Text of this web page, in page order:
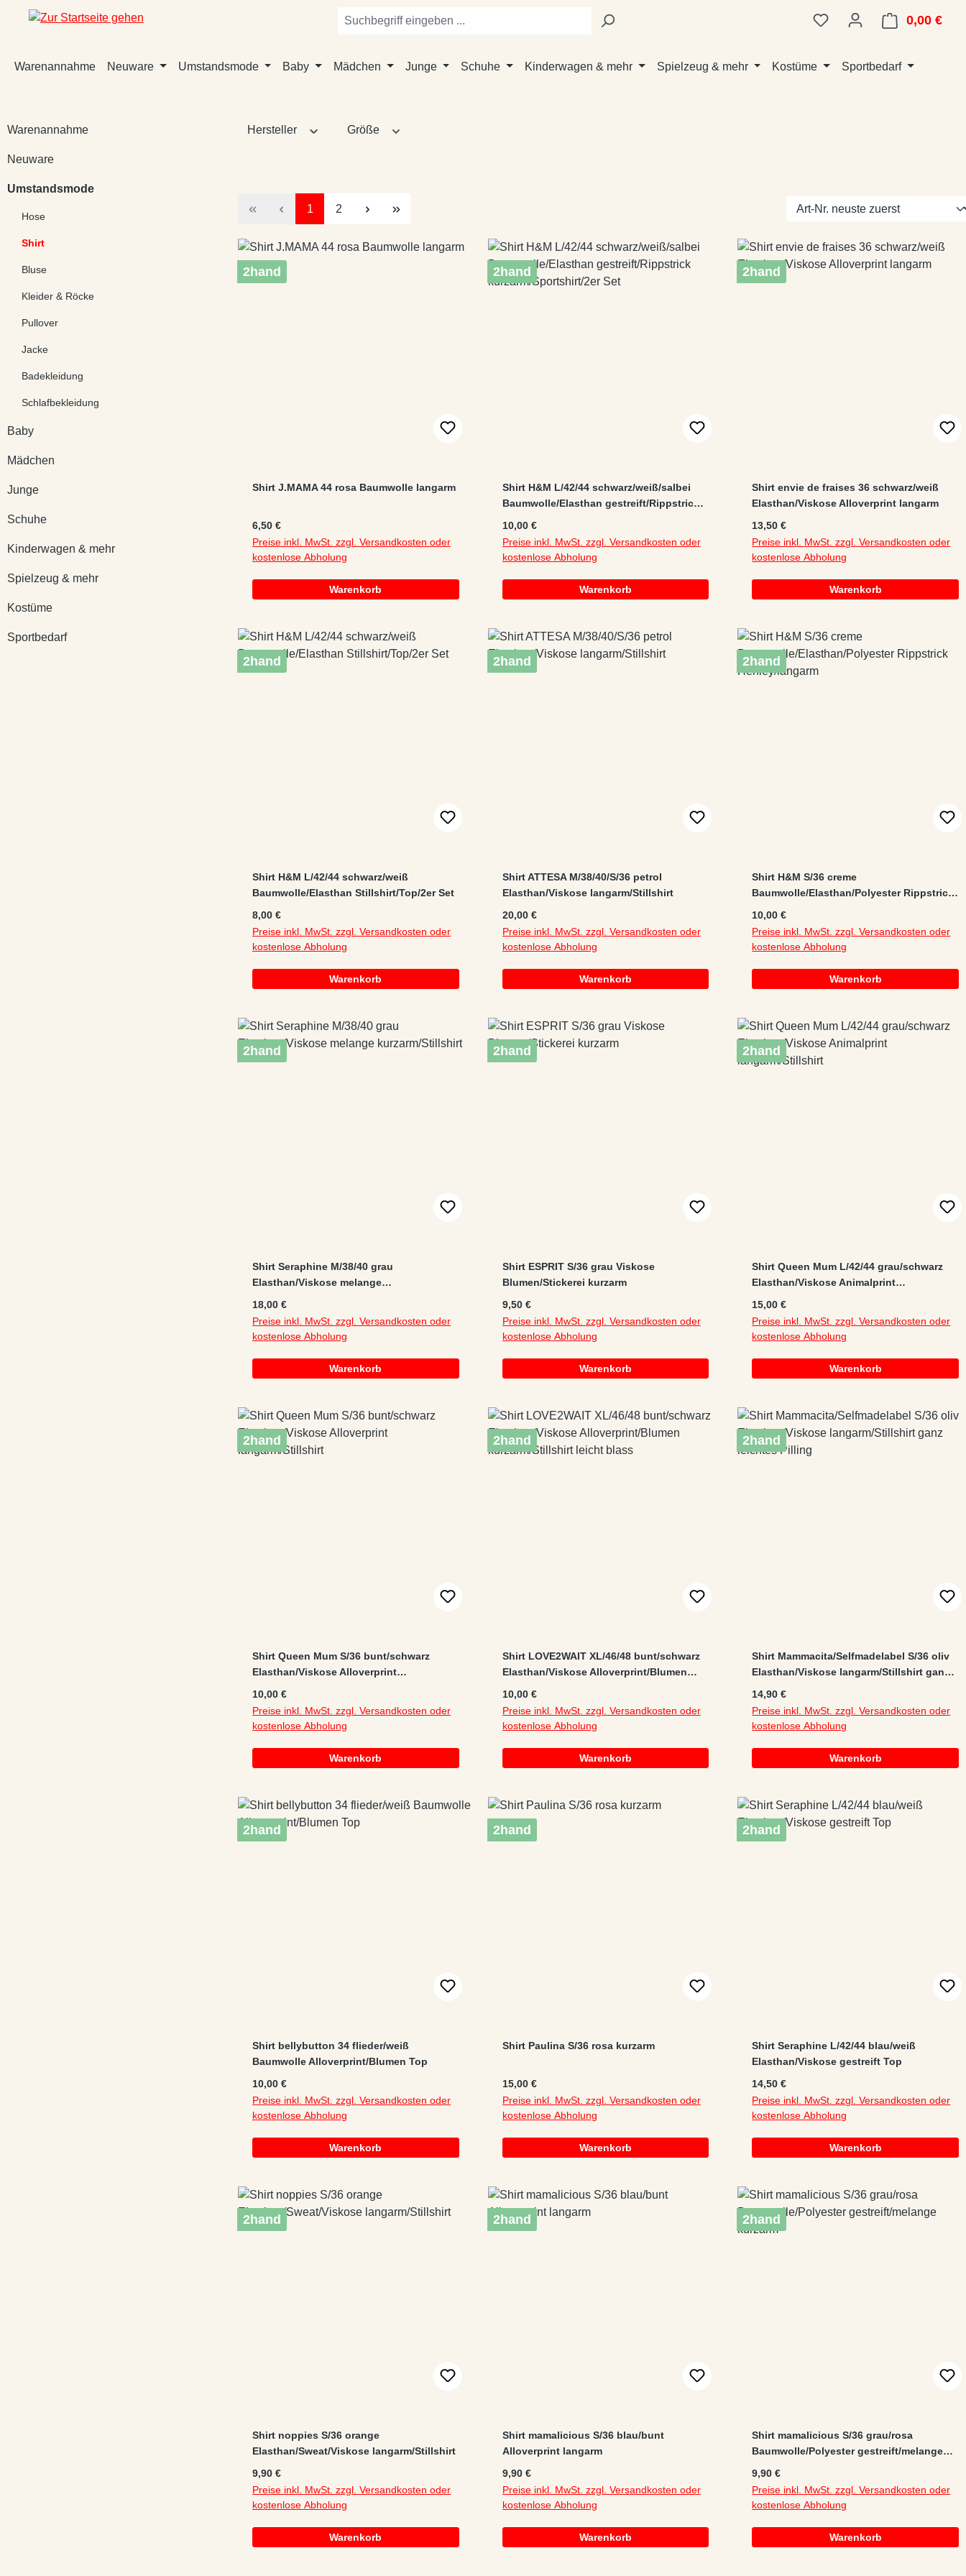
Hauptinhalt springen
Zur Suche springen
Zur Hauptnavigation springen 0,00 €
Warenannahme Neuware Umstandsmode Baby Mädchen Junge Schuhe Kinderwagen & mehr Spielzeug & mehr Kostüme Sportbedarf
Warenannahme
Neuware
Umstandsmode
Hose
Shirt
Bluse
Kleider & Röcke
Pullover
Jacke
Badekleidung
Schlafbekleidung
Baby
Mädchen
Junge
Schuhe
Kinderwagen & mehr
Spielzeug & mehr
Kostüme
Sportbedarf
Hersteller Größe
Seite
1 Seite
2
2hand
Shirt J.MAMA 44 rosa Baumwolle langarm
Regulärer Preis:
6,50 €
Preise inkl. MwSt. zzgl. Versandkosten oder
kostenlose Abholung
Warenkorb
2hand
Shirt H&M L/42/44 schwarz/weiß/salbei
Baumwolle/Elasthan gestreift/Rippstrick
Regulärer Preis:
10,00 €
Preise inkl. MwSt. zzgl. Versandkosten oder
kostenlose Abholung
Warenkorb
2hand
Shirt envie de fraises 36 schwarz/weiß
Elasthan/Viskose Alloverprint langarm
Regulärer Preis:
13,50 €
Preise inkl. MwSt. zzgl. Versandkosten oder
kostenlose Abholung
Warenkorb
2hand
Shirt H&M L/42/44 schwarz/weiß
Baumwolle/Elasthan Stillshirt/Top/2er Set
Regulärer Preis:
8,00 €
Preise inkl. MwSt. zzgl. Versandkosten oder
kostenlose Abholung
Warenkorb
2hand
Shirt ATTESA M/38/40/S/36 petrol
Elasthan/Viskose langarm/Stillshirt
Regulärer Preis:
20,00 €
Preise inkl. MwSt. zzgl. Versandkosten oder
kostenlose Abholung
Warenkorb
2hand
Shirt H&M S/36 creme
Baumwolle/Elasthan/Polyester Rippstrick
Regulärer Preis:
10,00 €
Preise inkl. MwSt. zzgl. Versandkosten oder
kostenlose Abholung
Warenkorb
2hand
Shirt Seraphine M/38/40 grau
Elasthan/Viskose melange
Regulärer Preis:
18,00 €
Preise inkl. MwSt. zzgl. Versandkosten oder
kostenlose Abholung
Warenkorb
2hand
Shirt ESPRIT S/36 grau Viskose
Blumen/Stickerei kurzarm
Regulärer Preis:
9,50 €
Preise inkl. MwSt. zzgl. Versandkosten oder
kostenlose Abholung
Warenkorb
2hand
Shirt Queen Mum L/42/44 grau/schwarz
Elasthan/Viskose Animalprint
Regulärer Preis:
15,00 €
Preise inkl. MwSt. zzgl. Versandkosten oder
kostenlose Abholung
Warenkorb
2hand
Shirt Queen Mum S/36 bunt/schwarz
Elasthan/Viskose Alloverprint
Regulärer Preis:
10,00 €
Preise inkl. MwSt. zzgl. Versandkosten oder
kostenlose Abholung
Warenkorb
2hand
Shirt LOVE2WAIT XL/46/48 bunt/schwarz
Elasthan/Viskose Alloverprint/Blumen
Regulärer Preis:
10,00 €
Preise inkl. MwSt. zzgl. Versandkosten oder
kostenlose Abholung
Warenkorb
2hand
Shirt Mammacita/Selfmadelabel S/36 oliv
Elasthan/Viskose langarm/Stillshirt ganz
Regulärer Preis:
14,90 €
Preise inkl. MwSt. zzgl. Versandkosten oder
kostenlose Abholung
Warenkorb
2hand
Shirt bellybutton 34 flieder/weiß
Baumwolle Alloverprint/Blumen Top
Regulärer Preis:
10,00 €
Preise inkl. MwSt. zzgl. Versandkosten oder
kostenlose Abholung
Warenkorb
2hand
Shirt Paulina S/36 rosa kurzarm
Regulärer Preis:
15,00 €
Preise inkl. MwSt. zzgl. Versandkosten oder
kostenlose Abholung
Warenkorb
2hand
Shirt Seraphine L/42/44 blau/weiß
Elasthan/Viskose gestreift Top
Regulärer Preis:
14,50 €
Preise inkl. MwSt. zzgl. Versandkosten oder
kostenlose Abholung
Warenkorb
2hand
Shirt noppies S/36 orange
Elasthan/Sweat/Viskose langarm/Stillshirt
Regulärer Preis:
9,90 €
Preise inkl. MwSt. zzgl. Versandkosten oder
kostenlose Abholung
Warenkorb
2hand
Shirt mamalicious S/36 blau/bunt
Alloverprint langarm
Regulärer Preis:
9,90 €
Preise inkl. MwSt. zzgl. Versandkosten oder
kostenlose Abholung
Warenkorb
2hand
Shirt mamalicious S/36 grau/rosa
Baumwolle/Polyester gestreift/melange
Regulärer Preis:
9,90 €
Preise inkl. MwSt. zzgl. Versandkosten oder
kostenlose Abholung
Warenkorb